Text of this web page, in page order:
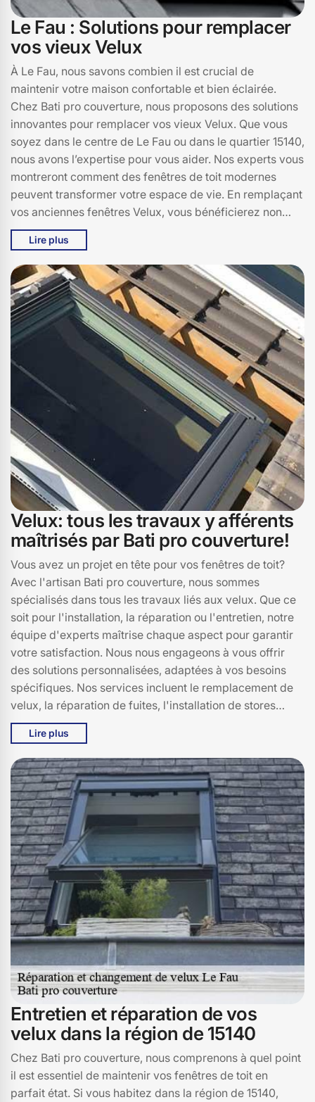
Le Fau : Solutions pour remplacer
vos vieux Velux
À Le Fau, nous savons combien il est crucial de
maintenir votre maison confortable et bien éclairée.
Chez Bati pro couverture, nous proposons des solutions
innovantes pour remplacer vos vieux Velux. Que vous
soyez dans le centre de Le Fau ou dans le quartier 15140,
nous avons l’expertise pour vous aider. Nos experts vous
montreront comment des fenêtres de toit modernes
peuvent transformer votre espace de vie. En remplaçant
vos anciennes fenêtres Velux, vous bénéficierez non
seulement d'une meilleure isolation thermique, mais
aussi d'une luminosité accrue. Nos produits sont conçus
pour résister aux intempéries et garantir une durabilité
optimale. Avec Bati pro couverture, vous pouvez être sûr
de recevoir un service de qualité, de l'évaluation initiale
à l'installation finale. Donnez un coup de neuf à votre
maison et profitez d'un confort inégalé grâce à nos
solutions de remplacement Velux à Le Fau.
Lire plus
Velux: tous les travaux y afférents
maîtrisés par Bati pro couverture!
Vous avez un projet en tête pour vos fenêtres de toit?
Avec l'artisan Bati pro couverture, nous sommes
spécialisés dans tous les travaux liés aux velux. Que ce
soit pour l'installation, la réparation ou l'entretien, notre
équipe d'experts maîtrise chaque aspect pour garantir
votre satisfaction. Nous nous engageons à vous offrir
des solutions personnalisées, adaptées à vos besoins
spécifiques. Nos services incluent le remplacement de
velux, la réparation de fuites, l'installation de stores
intégrés et bien plus encore. Contactez-nous pour une
estimation gratuite!
Lire plus
Entretien et réparation de vos
velux dans la région de 15140
Chez Bati pro couverture, nous comprenons à quel point
il est essentiel de maintenir vos fenêtres de toit en
parfait état. Si vous habitez dans la région de 15140,